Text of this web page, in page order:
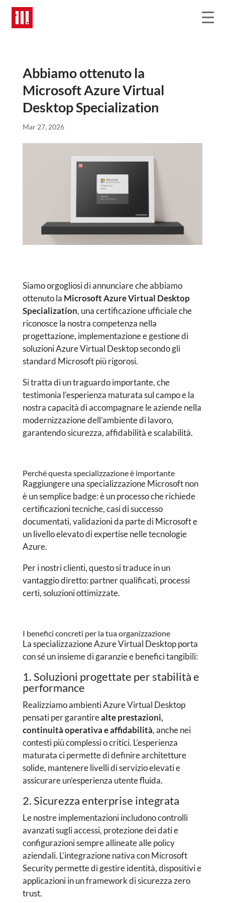
Abbiamo ottenuto la
Microsoft Azure Virtual
Desktop Specialization
Mar 27, 2026
Siamo orgogliosi di annunciare che abbiamo
ottenuto la Microsoft Azure Virtual Desktop
Specialization, una certificazione ufficiale che
riconosce la nostra competenza nella
progettazione, implementazione e gestione di
soluzioni Azure Virtual Desktop secondo gli
standard Microsoft più rigorosi.
Si tratta di un traguardo importante, che
testimonia l’esperienza maturata sul campo e la
nostra capacità di accompagnare le aziende nella
modernizzazione dell’ambiente di lavoro,
garantendo sicurezza, affidabilità e scalabilità.
Perché questa specializzazione è importante
Raggiungere una specializzazione Microsoft non
è un semplice badge: è un processo che richiede
certificazioni tecniche, casi di successo
documentati, validazioni da parte di Microsoft e
un livello elevato di expertise nelle tecnologie
Azure.
Per i nostri clienti, questo si traduce in un
vantaggio diretto: partner qualificati, processi
certi, soluzioni ottimizzate.
I benefici concreti per la tua organizzazione
La specializzazione Azure Virtual Desktop porta
con sé un insieme di garanzie e benefici tangibili:
1. Soluzioni progettate per stabilità e
performance
Realizziamo ambienti Azure Virtual Desktop
pensati per garantirealte prestazioni,
continuità operativa e affidabilità, anche nei
contesti più complessi o critici. L’esperienza
maturata ci permette di definire architetture
solide, mantenere livelli di servizio elevati e
assicurare un’esperienza utente fluida.
2. Sicurezza enterprise integrata
Le nostre implementazioni includono controlli
avanzati sugli accessi, protezione dei dati e
configurazioni sempre allineate alle policy
aziendali. L’integrazione nativa con Microsoft
Security permette di gestire identità, dispositivi e
applicazioni in un framework di sicurezza zero
trust.